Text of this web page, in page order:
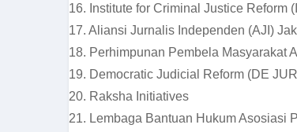
16. Institute for Criminal Justice Reform
17. Aliansi Jurnalis Independen (AJI)
18. Perhimpunan Pembela Masyarakat
19. Democratic Judicial Reform (DE
20. Raksha Initiatives
21. Lembaga Bantuan Hukum Asosiasi